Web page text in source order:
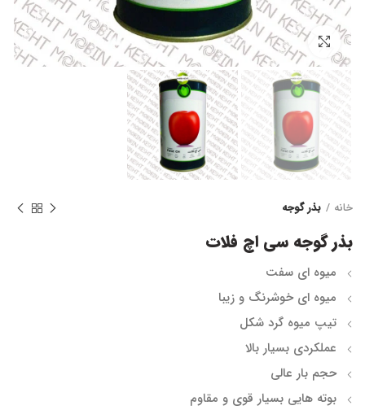
برای بزرگنمایی کلیک کنید
خانه بذر گوجه
بذر گوجه سی اچ فلات
میوه ای سفت
میوه ای خوشرنگ و زیبا
تیپ میوه گرد شکل
عملکردی بسیار بالا
حجم بار عالی
بوته هایی بسیار قوی و مقاوم